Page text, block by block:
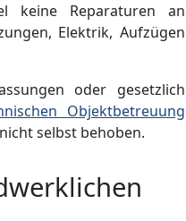
keine Reparaturen an
Elektrik, Aufzügen
oder gesetzlich
Objektbetreuung
selbst behoben.